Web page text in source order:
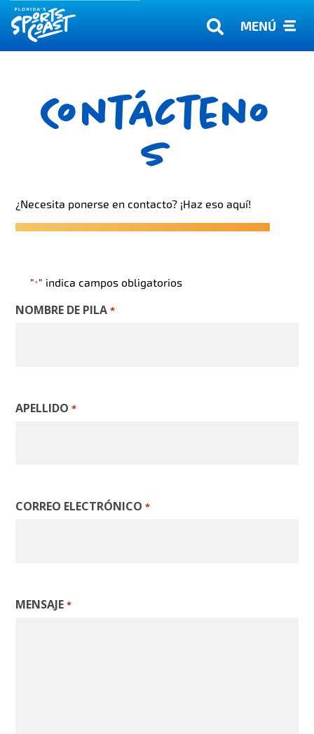
MENÚ
Contácteno
s
¿Necesita ponerse en contacto? ¡Haz eso aquí!
"*" indica campos obligatorios
NOMBRE DE PILA *
APELLIDO *
CORREO ELECTRÓNICO *
MENSAJE *